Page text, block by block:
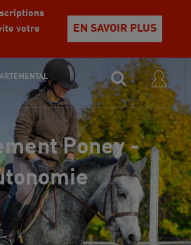
votre
EN SAVOIR PLUS
Poney -